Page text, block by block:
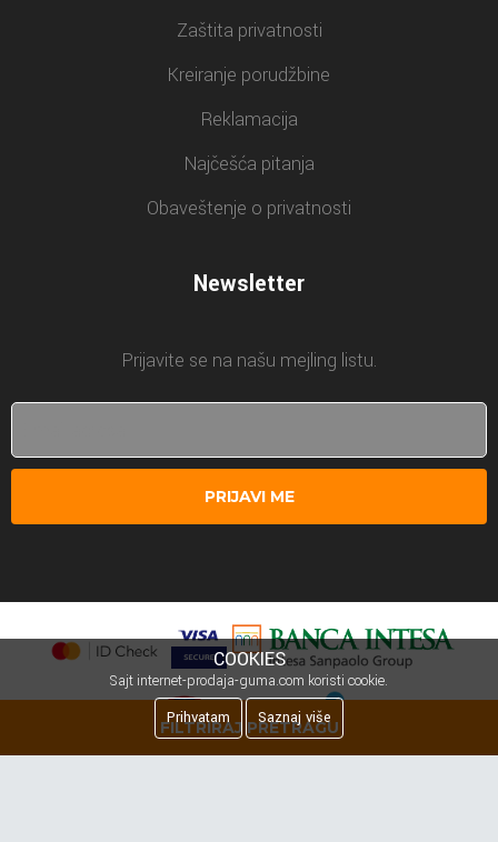
FILTRIRAJ PRETRAGU
Zaštita privatnosti
Kreiranje porudžbine
Reklamacija
Najčešća pitanja
Obaveštenje o privatnosti
Newsletter
Prijavite se na našu mejling listu.
PRIJAVI ME
COOKIES
Sajt internet-prodaja-guma.com koristi cookie.
Prihvatam
Saznaj više